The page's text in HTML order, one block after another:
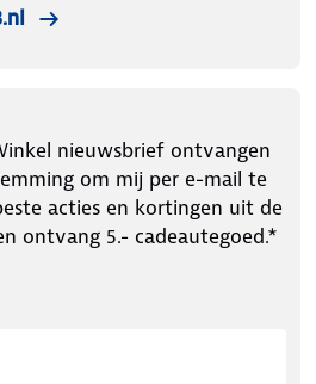
nieuwsbrief ontvangen
om mij per e-mail te
acties en kortingen uit de
ontvang 5.- cadeautegoed.*